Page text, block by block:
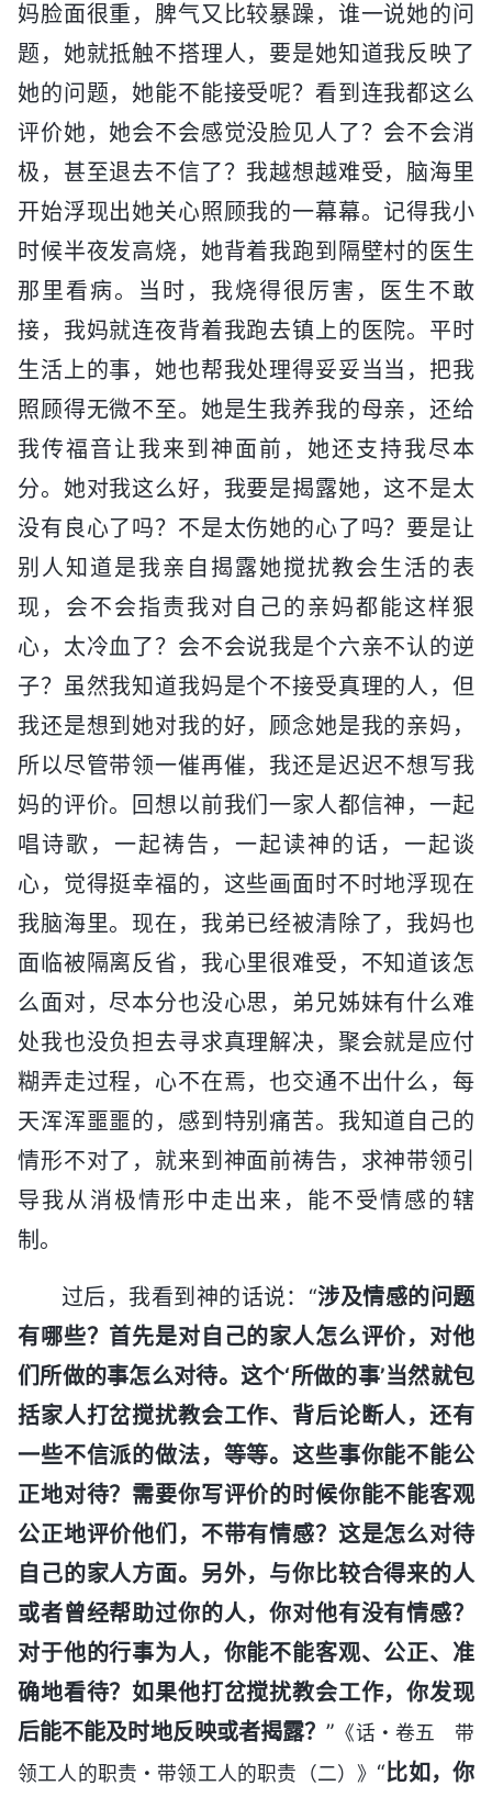
妈脸面很重，脾气又比较暴躁，谁一说她的问
题，她就抵触不搭理人，要是她知道我反映了
她的问题，她能不能接受呢？看到连我都这么
评价她，她会不会感觉没脸见人了？会不会消
极，甚至退去不信了？我越想越难受，脑海里
开始浮现出她关心照顾我的一幕幕。记得我小
时候半夜发高烧，她背着我跑到隔壁村的医生
那里看病。当时，我烧得很厉害，医生不敢
接，我妈就连夜背着我跑去镇上的医院。平时
生活上的事，她也帮我处理得妥妥当当，把我
照顾得无微不至。她是生我养我的母亲，还给
我传福音让我来到神面前，她还支持我尽本
分。她对我这么好，我要是揭露她，这不是太
没有良心了吗？不是太伤她的心了吗？要是让
别人知道是我亲自揭露她搅扰教会生活的表
现，会不会指责我对自己的亲妈都能这样狠
心，太冷血了？会不会说我是个六亲不认的逆
子？虽然我知道我妈是个不接受真理的人，但
我还是想到她对我的好，顾念她是我的亲妈，
所以尽管带领一催再催，我还是迟迟不想写我
妈的评价。回想以前我们一家人都信神，一起
唱诗歌，一起祷告，一起读神的话，一起谈
心，觉得挺幸福的，这些画面时不时地浮现在
我脑海里。现在，我弟已经被清除了，我妈也
面临被隔离反省，我心里很难受，不知道该怎
么面对，尽本分也没心思，弟兄姊妹有什么难
处我也没负担去寻求真理解决，聚会就是应付
糊弄走过程，心不在焉，也交通不出什么，每
天浑浑噩噩的，感到特别痛苦。我知道自己的
情形不对了，就来到神面前祷告，求神带领引
导我从消极情形中走出来，能不受情感的辖
制。
过后，我看到神的话说：“涉及情感的问题
有哪些？首先是对自己的家人怎么评价，对他
们所做的事怎么对待。这个‘所做的事’当然就包
括家人打岔搅扰教会工作、背后论断人，还有
一些不信派的做法，等等。这些事你能不能公
正地对待？需要你写评价的时候你能不能客观
公正地评价他们，不带有情感？这是怎么对待
自己的家人方面。另外，与你比较合得来的人
或者曾经帮助过你的人，你对他有没有情感？
对于他的行事为人，你能不能客观、公正、准
确地看待？如果他打岔搅扰教会工作，你发现
后能不能及时地反映或者揭露？” 《话・卷五 带
领工人的职责・带领工人的职责（二）》 “比如，你